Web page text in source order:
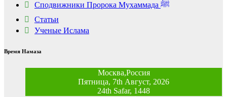
Сподвижники Пророка Мухаммада ﷺ
Статьи
Ученые Ислама
Время Намаза
Москва,Россия
Пятница, 7th Август, 2026
24th Safar, 1448